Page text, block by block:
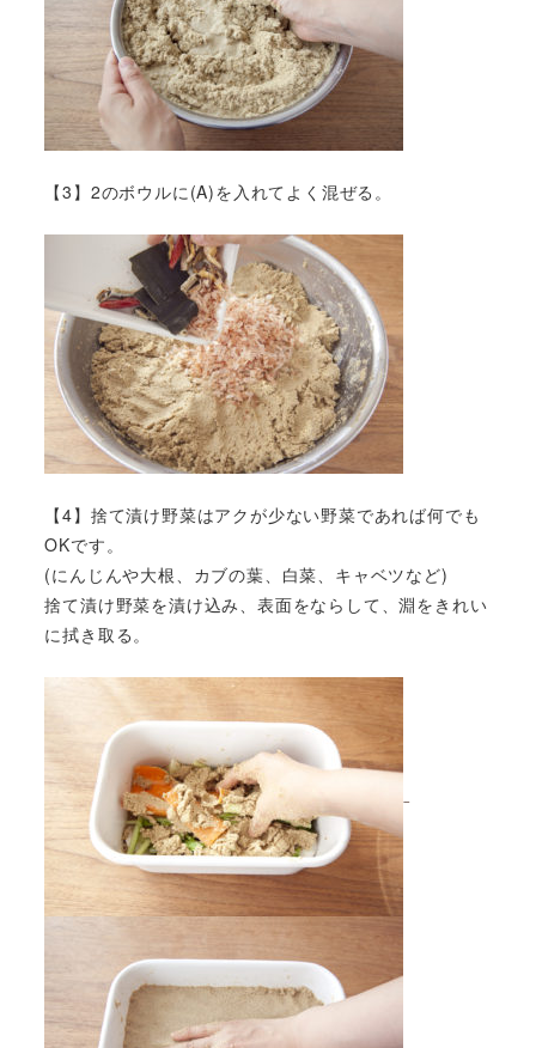
【3】2のボウルに(A)を入れてよく混ぜる。
【4】捨て漬け野菜はアクが少ない野菜であれば何でも
OKです。
(にんじんや大根、カブの葉、白菜、キャベツなど)
捨て漬け野菜を漬け込み、表面をならして、淵をきれい
に拭き取る。